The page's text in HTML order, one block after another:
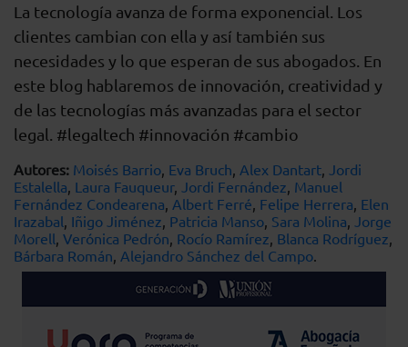
La tecnología avanza de forma exponencial. Los
clientes cambian con ella y así también sus
necesidades y lo que esperan de sus abogados. En
este blog hablaremos de innovación, creatividad y
de las tecnologías más avanzadas para el sector
legal. #legaltech #innovación #cambio
Autores: Moisés Barrio, Eva Bruch, Alex Dantart, Jordi
Estalella, Laura Fauqueur, Jordi Fernández, Manuel
Fernández Condearena, Albert Ferré, Felipe Herrera, Elen
Irazabal, Iñigo Jiménez, Patricia Manso, Sara Molina, Jorge
Morell, Verónica Pedrón, Rocío Ramírez, Blanca Rodríguez,
Bárbara Román, Alejandro Sánchez del Campo.